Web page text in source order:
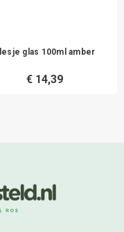
glas 100ml amber
€ 14,39